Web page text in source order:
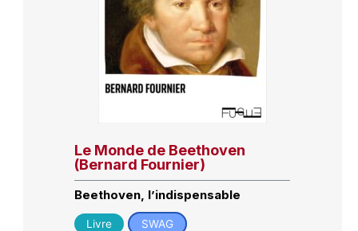
Le Monde de Beethoven
(Bernard Fournier)
Beethoven, l’indispensable
Livre SWAG